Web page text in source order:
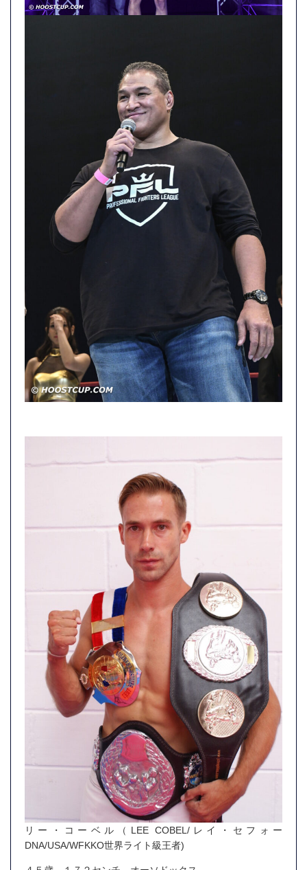
リー・コーベル（LEE COBEL/レイ・セフォー
DNA/USA/WFKKO世界ライト級王者)